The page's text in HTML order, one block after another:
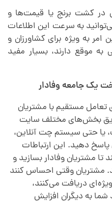
در کشت برنج یا قیمت‌ها و
به سرعت این اطلاعات
به ویژه برای کشاورزان و
به موقع دارند، بسیار مفید
یک جامعه وفادار
مستقیم با مشتریان
بخش‌های مختلف سایت
یا حتی سیستم چت آنلاین،
دهید. این ارتباطات
مشتریان وفادار بسازید و
مشتریان وقتی احساس کنند
دریافت می‌کنند،
به دیگران افزایش